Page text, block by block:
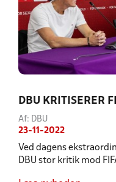
DBU KRITISERER
Af: DBU
23-11-2022
Ved dagens
DBU stor kritik mod